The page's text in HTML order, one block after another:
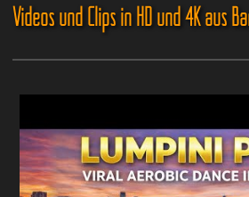
Videos und Clips in HD und 4K aus